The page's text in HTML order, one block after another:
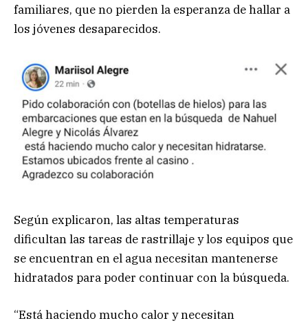
familiares, que no pierden la esperanza de hallar a
los jóvenes desaparecidos.
Según explicaron, las altas temperaturas
dificultan las tareas de rastrillaje y los equipos que
se encuentran en el agua necesitan mantenerse
hidratados para poder continuar con la búsqueda.
“Está haciendo mucho calor y necesitan